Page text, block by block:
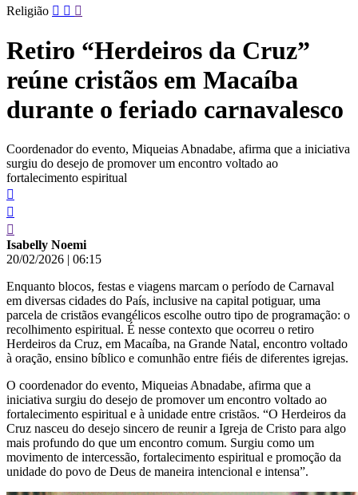
Pular
conteúdo
Religião
Retiro “Herdeiros da Cruz”
reúne cristãos em Macaíba
durante o feriado carnavalesco
Coordenador do evento, Miqueias Abnadabe, afirma que a iniciativa
surgiu do desejo de promover um encontro voltado ao
fortalecimento espiritual
Isabelly Noemi
20/02/2026 | 06:15
Enquanto blocos, festas e viagens marcam o período de Carnaval
em diversas cidades do País, inclusive na capital potiguar, uma
parcela de cristãos evangélicos escolhe outro tipo de programação: o
recolhimento espiritual. É nesse contexto que ocorreu o retiro
Herdeiros da Cruz, em Macaíba, na Grande Natal, encontro voltado
à oração, ensino bíblico e comunhão entre fiéis de diferentes igrejas.
O coordenador do evento, Miqueias Abnadabe, afirma que a
iniciativa surgiu do desejo de promover um encontro voltado ao
fortalecimento espiritual e à unidade entre cristãos. “O Herdeiros da
Cruz nasceu do desejo sincero de reunir a Igreja de Cristo para algo
mais profundo do que um encontro comum. Surgiu como um
movimento de intercessão, fortalecimento espiritual e promoção da
unidade do povo de Deus de maneira intencional e intensa”.